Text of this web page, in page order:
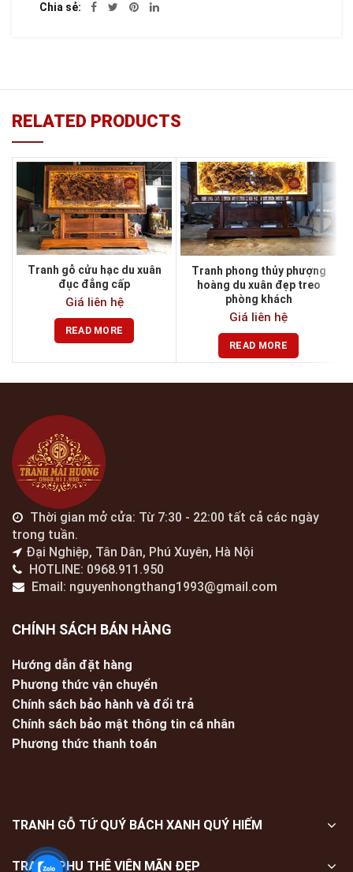
Chia sẻ
RELATED PRODUCTS
Tranh gỗ cửu hạc du xuân
đục đẳng cấp
Giá liên hệ
READ MORE
Tranh phong thủy phượng
hoàng du xuân đẹp treo
phòng khách
Giá liên hệ
READ MORE
Thời gian mở cửa: Từ 7:30 - 22:00 tất cả các ngày
trong tuần.
Đại Nghiệp, Tân Dân, Phú Xuyên, Hà Nội
HOTLINE: 0968.911.950
Email: nguyenhongthang1993@gmail.com
CHÍNH SÁCH BÁN HÀNG
Hướng dẫn đặt hàng
Phương thức vận chuyển
Chính sách bảo hành và đổi trả
Chính sách bảo mật thông tin cá nhân
Phương thức thanh toán
TRANH GỖ TỨ QUÝ BÁCH XANH QUÝ HIẾM
TRANH PHU THÊ VIÊN MÃN ĐẸP